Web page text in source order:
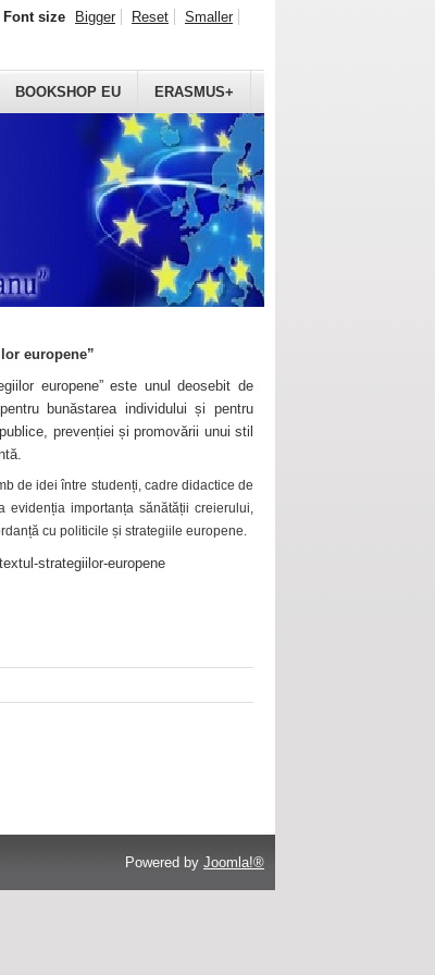
BOOKSHOP EU ERASMUS+
Font size Bigger Reset Smaller
europene”
europene” este unul deosebit de
bunăstarea individului și pentru
prevenției și promovării unui stil
de idei între studenți, cadre didactice de
evidenția importanța sănătății creierului,
cu politicile și strategiile europene.
strategiilor-europene
Powered by Joomla!®